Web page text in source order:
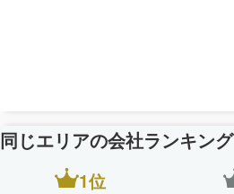
同じエリアの会社ランキング
1位